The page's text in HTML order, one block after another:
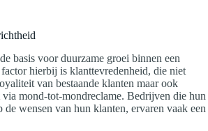
basis voor duurzame groei binnen een
hierbij is klanttevredenheid, die niet
van bestaande klanten maar ook
mond-tot-mondreclame. Bedrijven die hun
de wensen van hun klanten, ervaren vaak een